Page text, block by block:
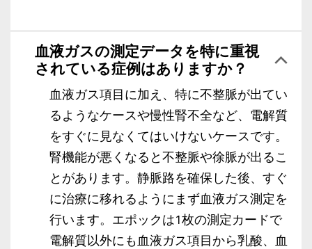
血液ガスの測定データを特に重視
されている症例はありますか？
血液ガス項目に加え、特に不整脈が出てい
るようなケースや慢性腎不全など、電解質
をすぐに見なくてはいけないケースです。
腎機能が悪くなると不整脈や徐脈が出るこ
とがあります。静脈路を確保した後、すぐ
に治療に移れるようにまず血液ガス測定を
行います。エポックは1枚の測定カードで
電解質以外にも血液ガス項目から乳酸、血